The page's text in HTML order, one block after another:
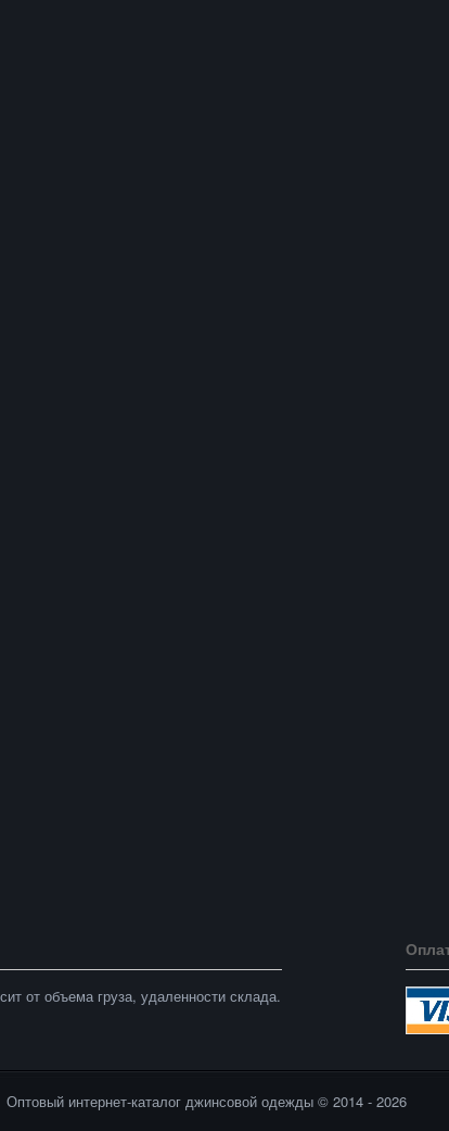
от объема груза, удаленности склада.
Оптовый интернет-каталог джинсовой одежды © 2014 - 2026